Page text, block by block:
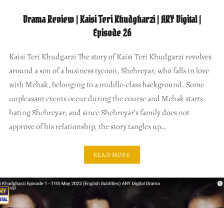
Drama Review | Kaisi Teri Khudgharzi | ARY Digital |
Episode 26
Kaisi Teri Khudgarzi The story of Kaisi Teri Khudgarzi revolves
around a son of a business tycoon, Shehreyar, who falls in love
with Mehak, belonging to a middle-class background. Some
unpleasant events occur during the course and Mehak starts
hating Shehreyar; and since Shehreyar’s family does not
approve of his relationship, the story tangles up…
READ MORE